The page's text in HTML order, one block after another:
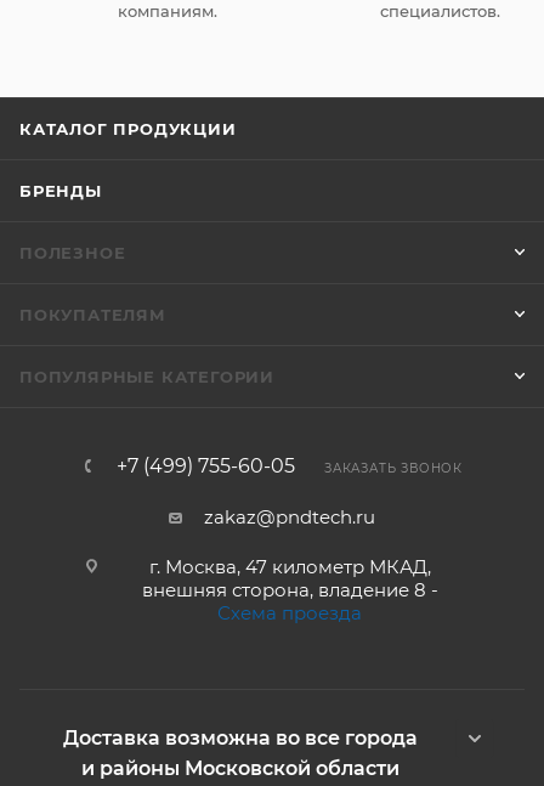
компаниям.
специалистов.
КАТАЛОГ ПРОДУКЦИИ
БРЕНДЫ
ПОЛЕЗНОЕ
ПОКУПАТЕЛЯМ
ПОПУЛЯРНЫЕ КАТЕГОРИИ
+7 (499) 755-60-05 ЗАКАЗАТЬ ЗВОНОК
zakaz@pndtech.ru
г. Москва, 47 километр МКАД,
внешняя сторона, владение 8 -
Схема проезда
Доставка возможна во все города
и районы Московской области